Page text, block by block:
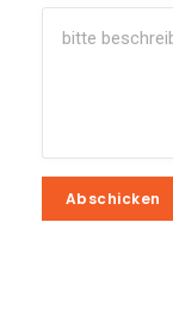
Abschicken
Abschicken